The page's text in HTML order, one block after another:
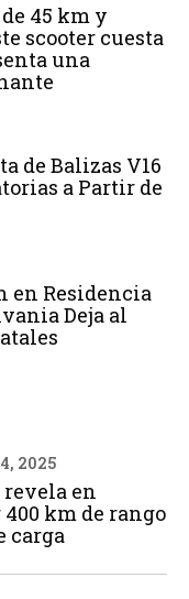
45 km y
scooter cuesta
una
de Balizas V16
a Partir de
en Residencia
Deja al
2025
revela en
km de rango
carga